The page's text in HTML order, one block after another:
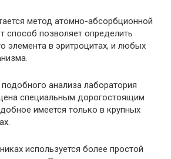
метод атомно-абсорбционной
способ позволяет определить
элемента в эритроцитах, и любых
анализа лаборатория
специальным дорогостоящим
имеется только в крупных
используется более простой